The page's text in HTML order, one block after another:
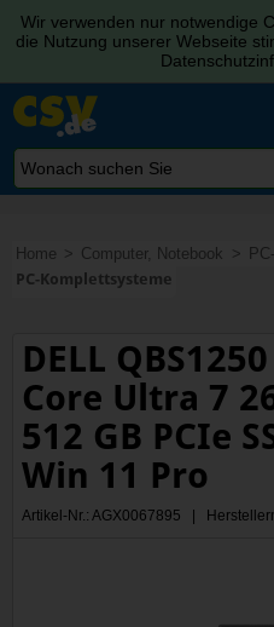
Wir verwenden nur notwendige
die Nutzung unserer Webseite
Home Computer, Notebook
PC-Komplettsysteme
DELL
Core Ultra 7
512 GB PCIe
Win 11 Pro
Artikel-Nr.: AGX0067895 |